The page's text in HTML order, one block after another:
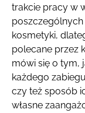
trakcie pracy w
kosmetyki,
polecane przez
mówi się o tym,
każdego
czy też sposób
własne